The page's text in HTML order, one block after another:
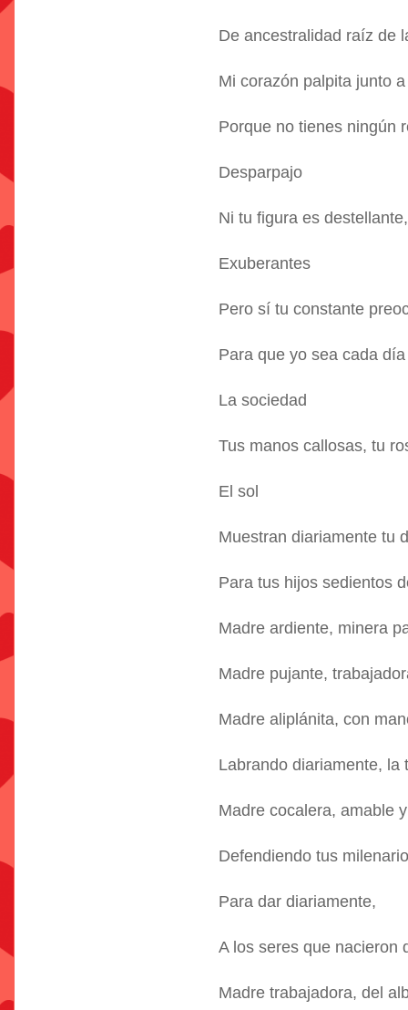
De ancestralidad raíz de
Mi corazón palpita junto
Porque no tienes ningún
Desparpajo
Ni tu figura es
Exuberantes
Pero sí tu constante
Para que yo sea cada
La sociedad
Tus manos callosas, tu
El sol
Muestran diariamente tu
Para tus hijos sedientos
Madre ardiente, minera
Madre pujante,
Madre aliplánita, con
Labrando diariamente, la
Madre cocalera, amable
Defendiendo tus
Para dar diariamente,
A los seres que nacieron
Madre trabajadora, del